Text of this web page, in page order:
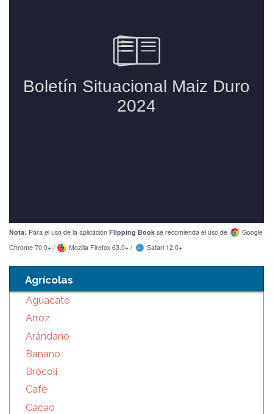
Nota: Para el uso de la aplicación Flipping Book se recomienda el uso de
Google
Chrome 70.0+ /
Mozilla Firefox 63.0+ / Safari 12.0+
Agrícolas
Aguacate
Arroz
Arándano
Banano
Brócoli
Café
Cacao